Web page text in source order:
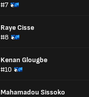
#7
Raye Cisse
#8
Kenan Glougbe
#10
Mahamadou Sissoko